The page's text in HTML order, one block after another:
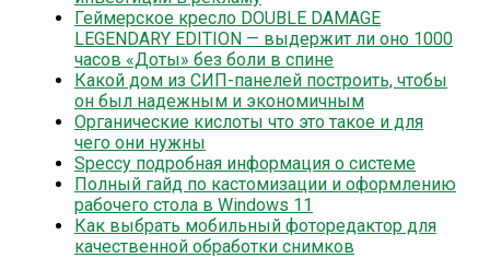
Геймерское кресло DOUBLE DAMAGE
LEGENDARY EDITION — выдержит ли оно 1000
часов «Доты» без боли в спине
Какой дом из СИП-панелей построить, чтобы
он был надежным и экономичным
Органические кислоты что это такое и для
чего они нужны
Speccy подробная информация о системе
Полный гайд по кастомизации и оформлению
рабочего стола в Windows 11
Как выбрать мобильный фоторедактор для
качественной обработки снимков